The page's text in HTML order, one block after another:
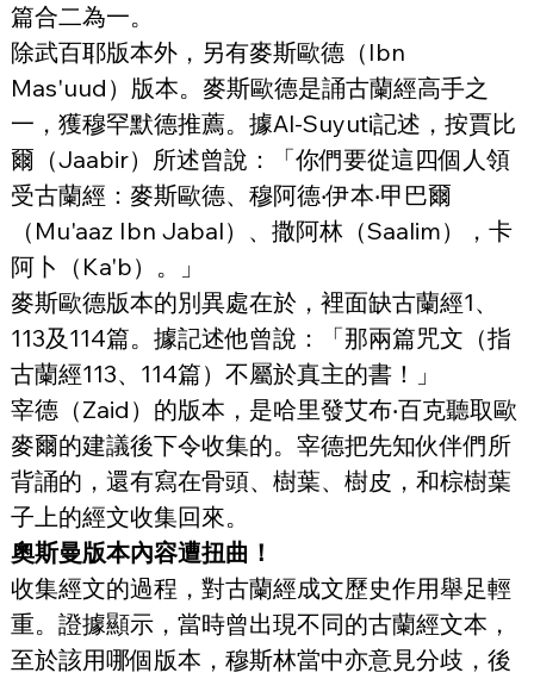
篇合二為一。
除武百耶版本外，另有麥斯歐德（Ibn
Mas'uud）版本。麥斯歐德是誦古蘭經高手之
一，獲穆罕默德推薦。據Al-Suyuti記述，按賈比
爾（Jaabir）所述曾說：「你們要從這四個人領
受古蘭經：麥斯歐德、穆阿德‧伊本‧甲巴爾
（Mu'aaz Ibn Jabal）、撒阿林（Saalim），卡
阿卜（Ka'b）。」
麥斯歐德版本的別異處在於，裡面缺古蘭經1、
113及114篇。據記述他曾說：「那兩篇咒文（指
古蘭經113、114篇）不屬於真主的書！」
宰德（Zaid）的版本，是哈里發艾布‧百克聽取歐
麥爾的建議後下令收集的。宰德把先知伙伴們所
背誦的，還有寫在骨頭、樹葉、樹皮，和棕樹葉
子上的經文收集回來。
奧斯曼版本內容遭扭曲！
收集經文的過程，對古蘭經成文歷史作用舉足輕
重。證據顯示，當時曾出現不同的古蘭經文本，
至於該用哪個版本，穆斯林當中亦意見分歧，後